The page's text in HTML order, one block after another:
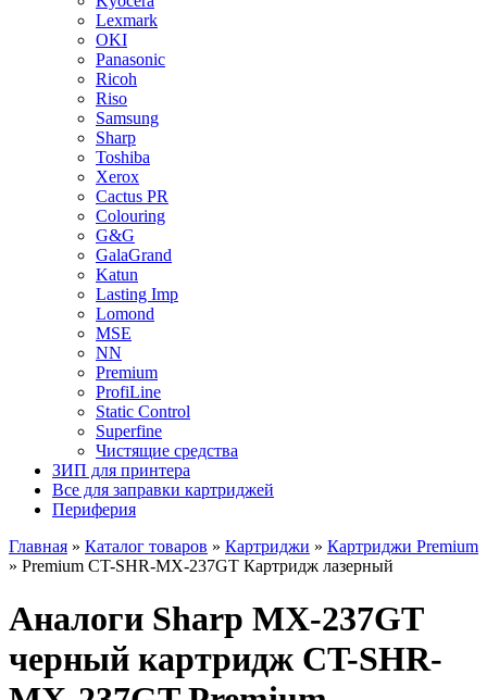
Lexmark
OKI
Panasonic
Ricoh
Riso
Samsung
Sharp
Toshiba
Xerox
Cactus PR
Colouring
G&G
GalaGrand
Katun
Lasting Imp
Lomond
MSE
NN
Premium
ProfiLine
Static Control
Superfine
Чистящие средства
ЗИП для принтера
Все для заправки картриджей
Периферия
Главная » Каталог товаров » Картриджи » Картриджи Premium
» Premium CT-SHR-MX-237GT Картридж лазерный
Аналоги Sharp MX-237GT
черный картридж CT-SHR-